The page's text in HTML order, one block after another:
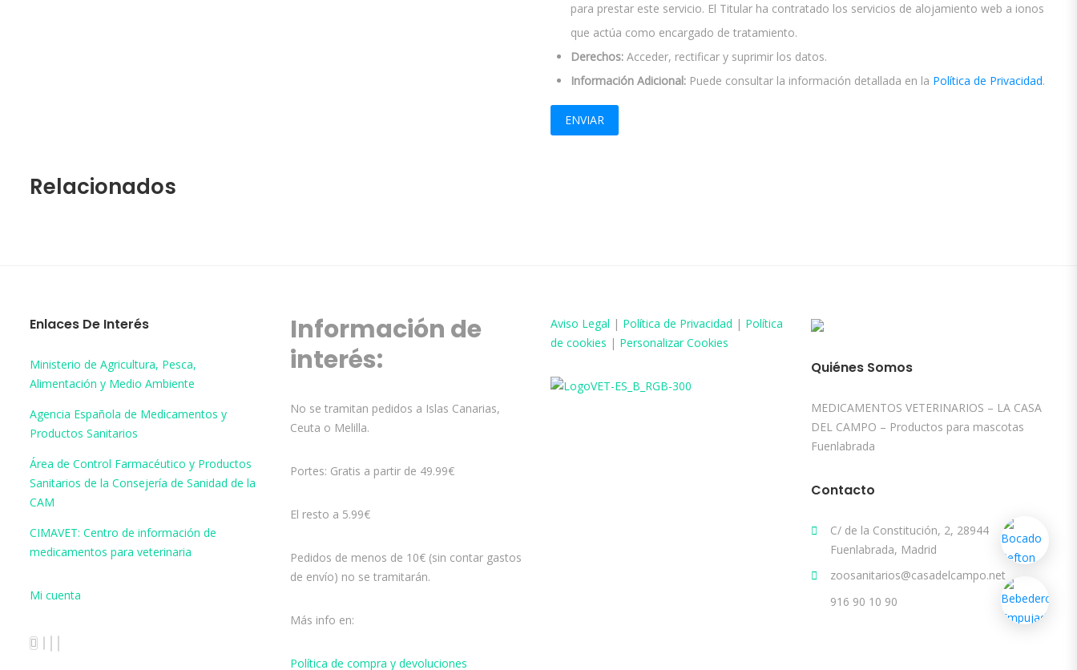
para prestar este servicio. El Titular ha contratado los servicios de alojamiento web a ionos
que actúa como encargado de tratamiento.
Derechos: Acceder, rectificar y suprimir los datos.
Información Adicional: Puede consultar la información detallada en la Política de Privacidad.
Relacionados
Enlaces De Interés
Ministerio de Agricultura, Pesca,
Alimentación y Medio Ambiente
Agencia Española de Medicamentos y
Productos Sanitarios
Área de Control Farmacéutico y Productos
Sanitarios de la Consejería de Sanidad de la
CAM
CIMAVET: Centro de información de
medicamentos para veterinaria
Mi cuenta
Información de
interés:
No se tramitan pedidos a Islas Canarias,
Ceuta o Melilla.
Portes: Gratis a partir de 49.99€
El resto a 5.99€
Pedidos de menos de 10€ (sin contar gastos
de envío) no se tramitarán.
Más info en:
Política de compra y devoluciones
Aviso Legal | Política de Privacidad | Política
de cookies | Personalizar Cookies
Quiénes Somos
MEDICAMENTOS VETERINARIOS – LA CASA
DEL CAMPO – Productos para mascotas
Fuenlabrada
Contacto
C/ de la Constitución, 2, 28944
Fuenlabrada, Madrid
zoosanitarios@casadelcampo.net
916 90 10 90